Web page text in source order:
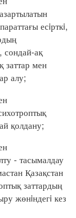
есiрткi,
сондай-ақ
заттар мен
алу;
қолдану;
- тасымалдау
Қазақстан
заттардың
жөнiндегi кез